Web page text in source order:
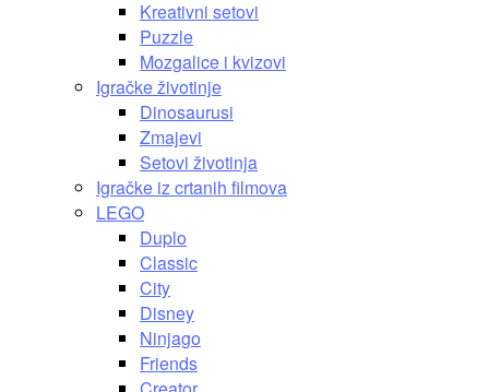
Kreativni setovi
Puzzle
Mozgalice i kvizovi
Igračke životinje
Dinosaurusi
Zmajevi
Setovi životinja
Igračke iz crtanih filmova
LEGO
Duplo
Classic
City
Disney
Ninjago
Friends